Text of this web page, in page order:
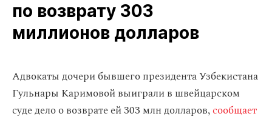
по возврату 303
миллионов долларов
Адвокаты дочери бывшего президента Узбекистана
Гульнары Каримовой выиграли в швейцарском
суде дело о возврате ей 303 млн долларов,сообщает